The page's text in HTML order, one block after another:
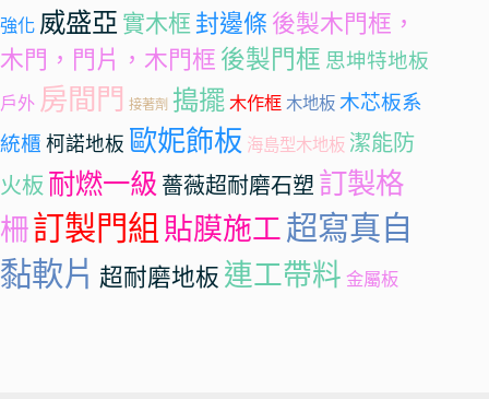
強化 威盛亞 實木框 封邊條 後製木門框，
木門，門片，木門框 後製門框 思坤特地板
戶外 房間門 接著劑 搗擺 木作框 木地板 木芯板系
統櫃 柯諾地板 歐妮飾板 海島型木地板 潔能防
火板 耐燃一級 薔薇超耐磨石塑 訂製格
柵訂製門組 貼膜施工 超寫真自
黏軟片 超耐磨地板 連工帶料 金屬板